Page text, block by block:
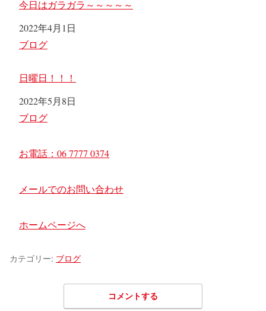
今日はガラガラ～～～～～
日付
2022年4月1日
関連理由
ブログ
日曜日！！！
日付
2022年5月8日
関連理由
ブログ
お電話：06 7777 0374
メールでのお問い合わせ
ホームページへ
カテゴリー: ブログ
コメントする